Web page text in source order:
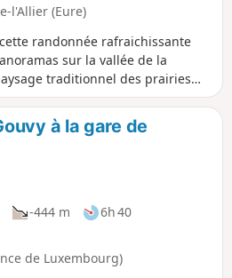
l'Allier (Eure)
randonnée rafraichissante
sur la vallée de la
traditionnel des prairies
avec ses chemins creux
Le circuit franchit la
et longe la rivière plusieurs
sur les "chemins de l'eau".
à la gare de
-444 m
6h 40
de Luxembourg)